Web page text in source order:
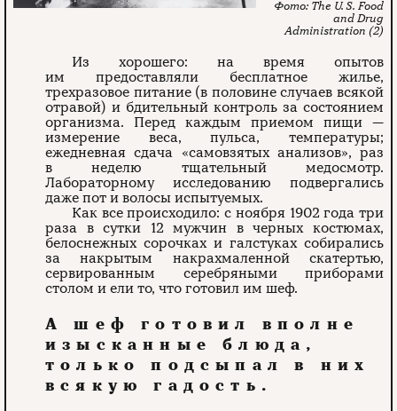
The U. S. Food
and Drug
Administration (2)
Из хорошего: на время опытов
им предоставляли бесплатное жилье,
трехразовое питание (в половине случаев всякой
отравой) и бдительный контроль за состоянием
организма. Перед каждым приемом пищи —
измерение веса, пульса, температуры;
ежедневная сдача «самовзятых анализов», раз
в неделю тщательный медосмотр.
Лабораторному исследованию подвергались
даже пот и волосы испытуемых.
Как все происходило: с ноября 1902 года три
раза в сутки 12 мужчин в черных костюмах,
белоснежных сорочках и галстуках собирались
за накрытым накрахмаленной скатертью,
сервированным серебряными приборами
столом и ели то, что готовил им шеф.
А шеф готовил вполне
изысканные блюда,
только подсыпал в них
всякую гадость.